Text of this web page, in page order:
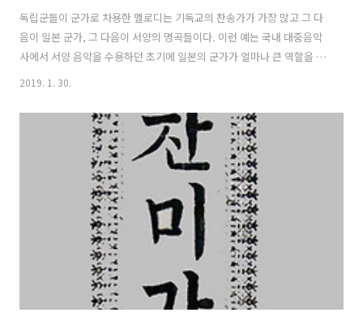
독립군들이 군가로 차용한 멜로디는 기독교의 찬송가가 가장 많고 그 다
음이 일본 군가, 그 다음이 서양의 명곡들이다. 이런 예는 국내 대중음악
사에서 서양 음악을 수용하던 초기에 일본의 군가가 얼마나 큰 역할을 했
일본 군가는 기독교, 그 중 개신교의 찬송가에서 많이 발견되는 것은 물
론이고 반일과 항일의 내용을 담은 노래에서도 다수 차용한 흔적을 찾을
수 있다. 하지만 대부분의 이런 노래들의 근원을 모르는 상태에서 점점
국민 정서에 적합한 보편적인 노래들이 되기 시작던 것이 후세대들에게
문제가 되는 것 같다. 이로 인해 이런 노래들은 우리 근대 음악의 원형으
2019. 1. 30.